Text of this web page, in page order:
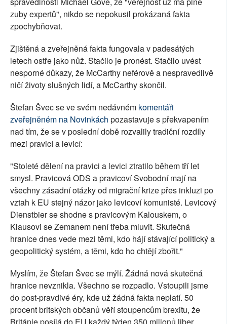
zuby expertů", nikdo se nepokusil prokázaná fakta
zpochybňovat.
Zjištěná a zveřejněná fakta fungovala v padesátých
letech ostře jako nůž. Stačilo je pronést. Stačilo uvést
nesporné důkazy, že McCarthy neférově a nespravedlivě
ničí životy slušných lidí, a McCarthy skončil.
Štefan Švec se ve svém nedávném komentáři
zveřejněném na Novinkách pozastavuje s překvapením
nad tím, že se v poslední době rozvalily tradiční rozdíly
mezi pravicí a levicí:
"Stoleté dělení na pravici a levici ztratilo během tří let
smysl. Pravicová ODS a pravicoví Svobodní mají na
všechny zásadní otázky od migrační krize přes inkluzi po
vztah k EU stejný názor jako levicoví komunisté. Levicový
Dienstbier se shodne s pravicovým Kalouskem, o
Klausovi se Zemanem není třeba mluvit. Skutečná
hranice dnes vede mezi těmi, kdo hájí stávající politický a
geopolitický systém, a těmi, kdo ho chtějí zbořit."
Myslím, že Štefan Švec se mýlí. Žádná nová skutečná
hranice nevznikla. Všechno se rozpadlo. Vstoupili jsme
do post-pravdivé éry, kde už žádná fakta neplatí. 50
procent britských občanů věří stoupencům brexitu, že